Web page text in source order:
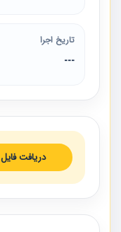
تاریخ اجرا
---
دریافت فایل